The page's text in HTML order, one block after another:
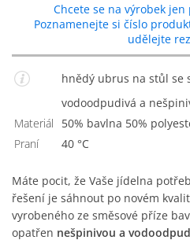
Chcete se na výrobek
Poznamenejte si číslo
udělejte
hnědý ubrus na stůl se
vodoodpudivá a
Materiál
50% bavlna 50%
Praní
40 °C
Máte pocit, že Vaše jídelna
řešení je sáhnout po novém
vyrobeného ze směsové příze
opatřen nešpinivou a